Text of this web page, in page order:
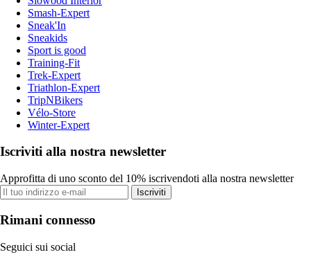
Smash-Expert
Sneak'In
Sneakids
Sport is good
Training-Fit
Trek-Expert
Triathlon-Expert
TripNBikers
Vélo-Store
Winter-Expert
Iscriviti alla nostra newsletter
Approfitta di uno sconto del 10% iscrivendoti alla nostra newsletter
Iscriviti
Rimani connesso
Seguici sui social